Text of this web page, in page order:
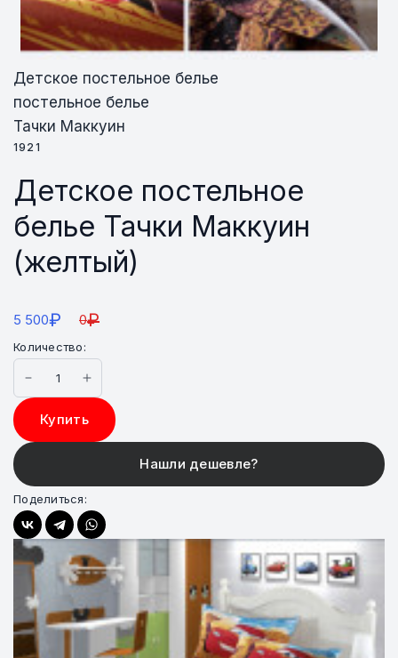
Детское постельное белье
постельное белье
Тачки Маккуин
1921
Детское постельное
белье Тачки Маккуин
(желтый)
5 500₽ 0₽
Количество:
Купить
Поделиться: